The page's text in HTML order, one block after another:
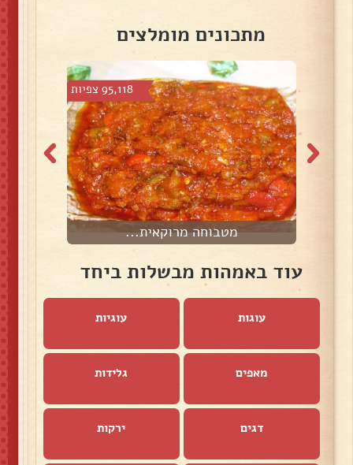
מתכונים מומלצים
95,118 צפיות
מטבוחה מרוקאית...
עוד באמהות מבשלות ביחד
עוגות עוגיות
מאפים גלידות
דגים ירקות